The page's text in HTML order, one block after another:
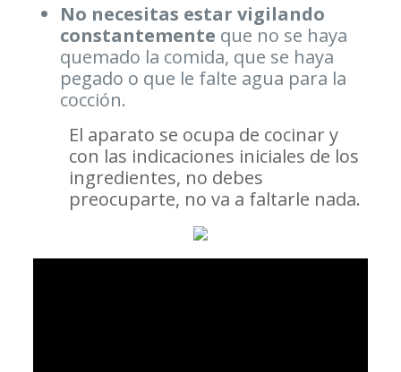
No necesitas estar vigilando
constantemente que no se haya
quemado la comida, que se haya
pegado o que le falte agua para la
cocción.
El aparato se ocupa de cocinar y
con las indicaciones iniciales de los
ingredientes, no debes
preocuparte, no va a faltarle nada.